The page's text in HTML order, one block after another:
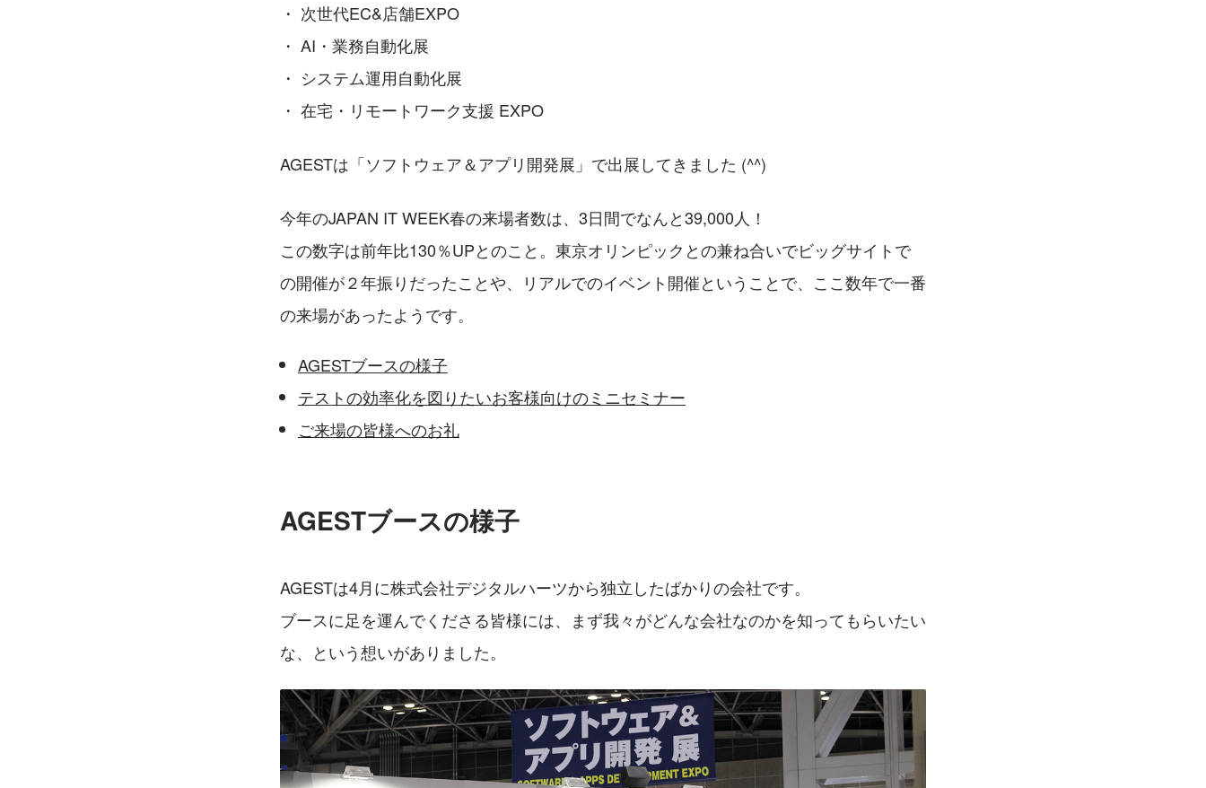
・ 次世代EC&店舗EXPO
・ AI・業務自動化展
・ システム運用自動化展
・ 在宅・リモートワーク支援 EXPO
AGESTは「ソフトウェア＆アプリ開発展」で出展してきました (^^)
今年のJAPAN IT WEEK春の来場者数は、3日間でなんと39,000人！
この数字は前年比130％UPとのこと。東京オリンピックとの兼ね合いでビッグサイトで
の開催が２年振りだったことや、リアルでのイベント開催ということで、ここ数年で一番
の来場があったようです。
AGESTブースの様子
テストの効率化を図りたいお客様向けのミニセミナー
ご来場の皆様へのお礼
AGESTブースの様子
AGESTは4月に株式会社デジタルハーツから独立したばかりの会社です。
ブースに足を運んでくださる皆様には、まず我々がどんな会社なのかを知ってもらいたい
な、という想いがありました。